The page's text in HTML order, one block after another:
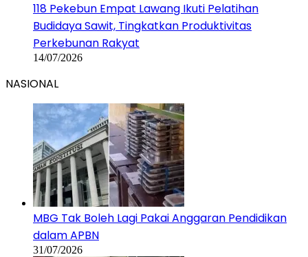
118 Pekebun Empat Lawang Ikuti Pelatihan
Budidaya Sawit, Tingkatkan Produktivitas
Perkebunan Rakyat
14/07/2026
NASIONAL
MBG Tak Boleh Lagi Pakai Anggaran Pendidikan
dalam APBN
31/07/2026